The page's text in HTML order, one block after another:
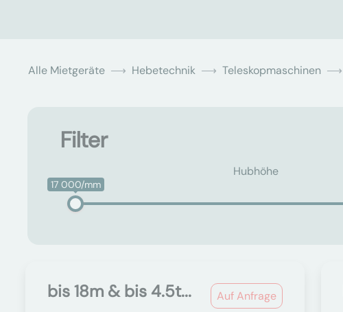
Alle Mietgeräte Hebetechnik Teleskopmaschinen
Filter
Hubhöhe
17 000/mm
Auf Anfrage
bis 18m & bis 4.5t...